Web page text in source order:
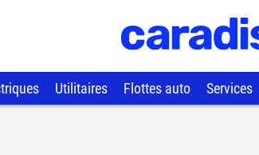
Utilitaires Flottes auto Services